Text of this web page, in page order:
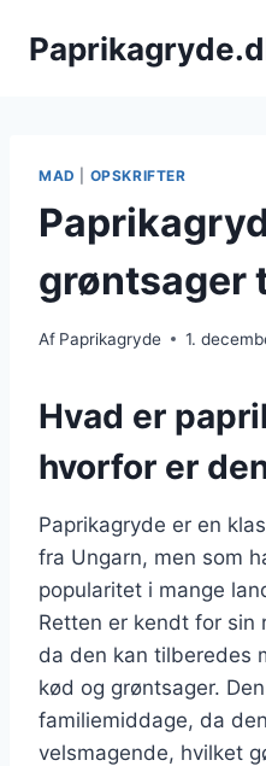
MAD OPSKRIFTER
grøntsager
Af Paprikagryde 1.
Hvad er
hvorfor er
Paprikagryde er en
fra Ungarn, men som
popularitet i mange
Retten er kendt for sin
da den kan tilberedes
kød og grøntsager.
familiemiddage, da
velsmagende, hvilket